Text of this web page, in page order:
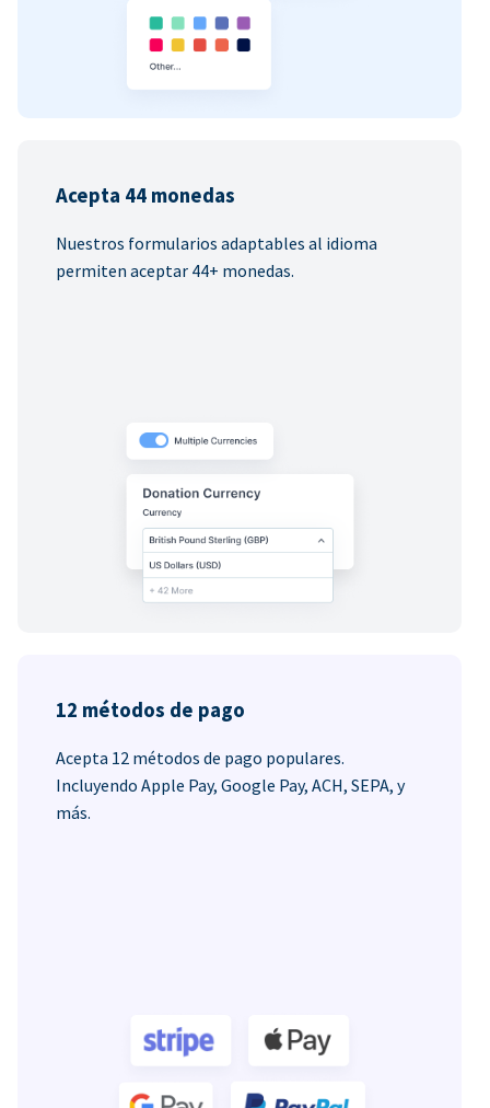
Acepta 44 monedas
Nuestros formularios adaptables al idioma
permiten aceptar 44+ monedas.
12 métodos de pago
Acepta 12 métodos de pago populares.
Incluyendo Apple Pay, Google Pay, ACH, SEPA, y
más.